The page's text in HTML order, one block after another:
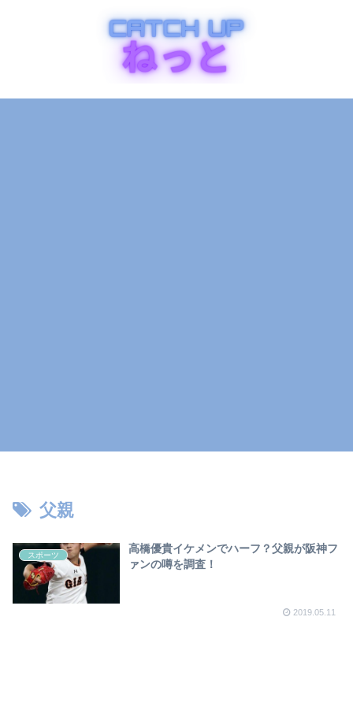
父親
スポーツ
高橋優貴イケメンでハーフ？父親が阪神フ
ァンの噂を調査！
2019.05.11